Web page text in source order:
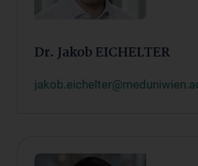
Dr. Jakob EICHELTER